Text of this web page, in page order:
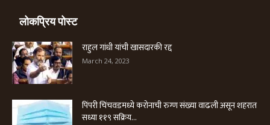
लोकप्रिय पोस्ट
राहुल गांधी यांची खासदारकी रद्द
March 24, 2023
पिंपरी चिंचवडमध्ये करोनाची रुग्ण संख्या वाढली असून शहरात
सध्या ११९ सक्रिय...